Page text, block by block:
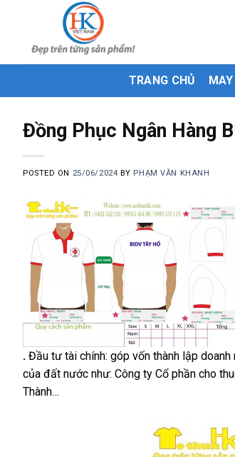
content
TRANG CHỦ
Đồng Phục Ngân Hàng
POSTED ON 25/06/2024 BY PHẠM VĂN KHANH
. Đầu tư tài chính: góp vốn thành lập
của đất nước như: Công ty Cổ phần cho
Thành…